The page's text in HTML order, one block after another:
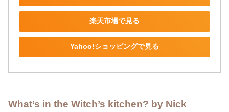
楽天市場で見る
Yahoo!ショッピングで見る
What’s in the Witch’s kitchen? by Nick